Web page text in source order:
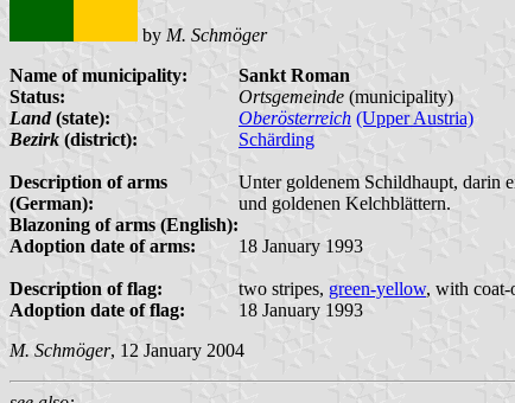
by M. Schmöger
Name of municipality:
Sankt Roman
Status:
Ortsgemeinde (municipality)
Land(state): Oberösterreich (Upper Austria)
Bezirk (district): Schärding
Description of arms
(German):
Unter goldenem Schildhaupt, darin
und goldenen Kelchblättern.
Blazoning of arms (English):
Adoption date of arms:
18 January 1993
Description of flag: two stripes, green-yellow, with coat-
Adoption date of flag:
18 January 1993
M. Schmöger, 12 January 2004